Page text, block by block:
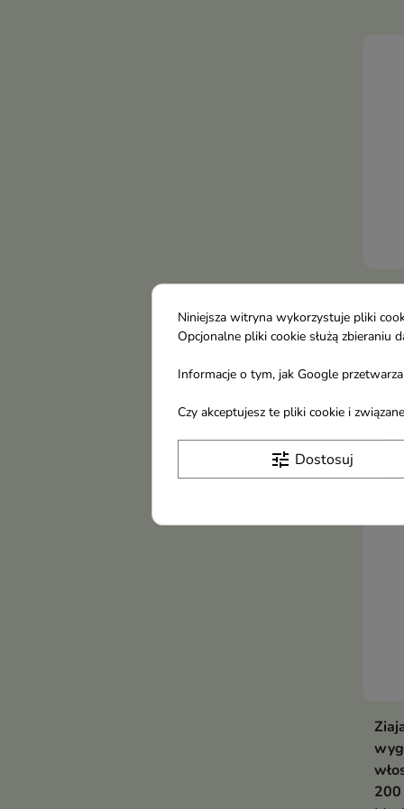
po
Niniejsza witryna wykorzystuje pliki
Opcjonalne pliki cookie służą
Informacje o tym, jak Google
Czy akceptujesz te pliki cookie i
tune Dostosuj